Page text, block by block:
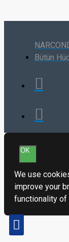
Bütün
OK
We use
improve your
functionality of